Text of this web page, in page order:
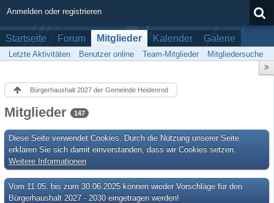
Anmelden oder registrieren
Startseite Forum Mitglieder Kalender Galerie
Letzte Aktivitäten Benutzer online Team-Mitglieder Mitgliedersuche
Bürgerhaushalt 2027 der Gemeinde Heidenrod
Mitglieder 147
Diese Seite verwendet Cookies. Durch die Nutzung unserer Seite
erklären Sie sich damit einverstanden, dass wir Cookies setzen.
Weitere Informationen
Vom 11.05. bis zum 30.06.2025 können wieder Vorschläge für den
Bürgerhaushalt 2027 - 2030 eingetragen werden!